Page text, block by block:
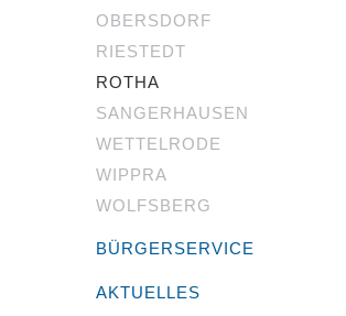
OBERSDORF
RIESTEDT
ROTHA
SANGERHAUSEN
WETTELRODE
WIPPRA
WOLFSBERG
BÜRGERSERVICE
AKTUELLES